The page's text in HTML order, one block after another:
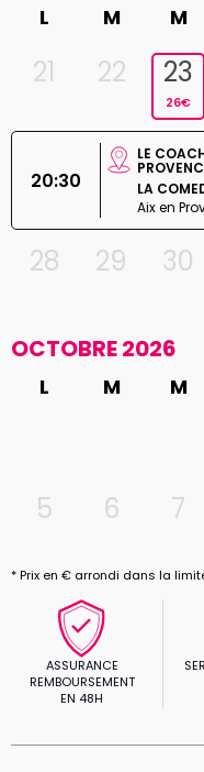
L M M
21 22 23
26€
20:30
LE
LA
Aix en
28 29 30
OCTOBRE 2026
L M M
5
6 7
* Prix en € arrondi dans la
ASSURANCE
REMBOURSEMENT
EN 48H